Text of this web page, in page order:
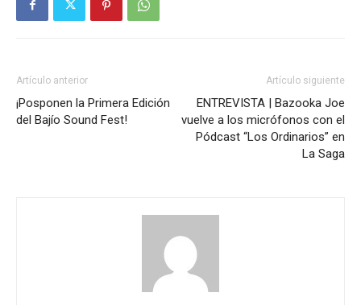
Artículo anterior
¡Posponen la Primera Edición
del Bajío Sound Fest!
Artículo siguiente
ENTREVISTA | Bazooka Joe
vuelve a los micrófonos con el
Pódcast “Los Ordinarios” en
La Saga